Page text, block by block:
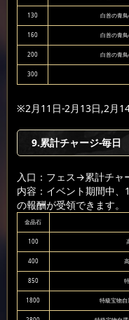
130 白首の青
160 白首の青
200 白首の青
300
※2月11日-2月13日,2月14
9.累計チャージ-毎日
入口：フェス→累計チャ
内容：イベント期間中
の報酬が受領できます。
金晶石
100
400
850
1800 特級宝物